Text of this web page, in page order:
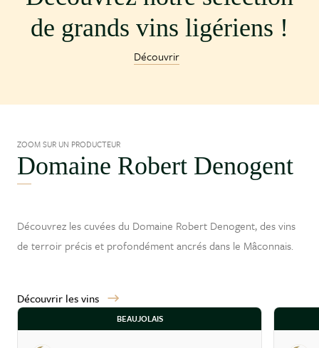
de grands vins ligériens !
Découvrir
ZOOM SUR UN PRODUCTEUR
Domaine Robert Denogent
Découvrez les cuvées du Domaine Robert Denogent, des vins
de terroir précis et profondément ancrés dans le Mâconnais.
Découvrir les vins
BEAUJOLAIS